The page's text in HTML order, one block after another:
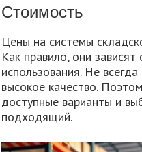
Стоимость
Цены на системы
Как правило, они
использования. Не
высокое качество.
доступные варианты и
подходящий.